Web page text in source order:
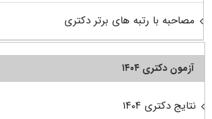
مصاحبه با رتبه های برتر دکتری
آزمون دکتری ۱۴۰۴
نتایج دکتری ۱۴۰۴